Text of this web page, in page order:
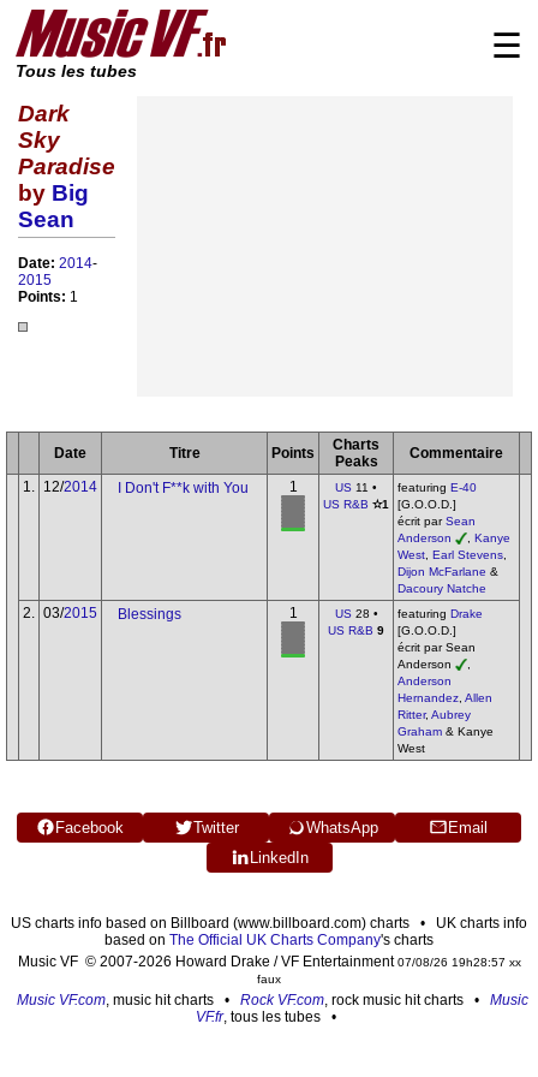
Tous les tubes
☰
Dark
Sky
Paradise
by Big
Sean
Date: 2014-
2015
Points: 1
Date Titre Points
Charts
Peaks
Commentaire
1.
12/2014 I Don't F**k with You 1 US 11 •
US R&B ✫1
featuring E-40
[G.O.O.D.]
écrit parSean
Anderson
Kanye
West Earl Stevens
Dijon McFarlane &
Dacoury Natche
2. 03/2015 Blessings 1 US28 •
US R&B 9
featuring Drake
[G.O.O.D.]
écrit par Sean
Anderson
Anderson
Hernandez Allen
Ritter, Aubrey
Graham & Kanye
West
Facebook Twitter WhatsApp
Email
LinkedIn
US charts info based on Billboard (www.billboard.com) charts • UK charts info
based on The Official UK Charts Company's charts
Music VF © 2007-2026 Howard Drake / VF Entertainment07/08/26 19h28:57 xx
faux
Music VF.com , music hit charts • Rock VF.com , rock music hit charts • Music
VF.fr, tous les tubes •